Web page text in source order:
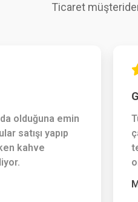
Ticaret
olduğuna emin
satışı yapıp
kahve